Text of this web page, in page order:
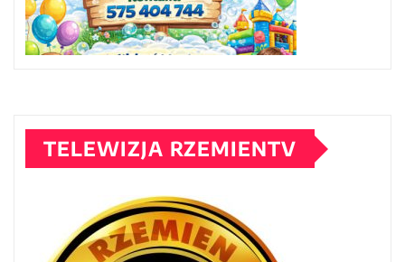
TELEWIZJA RZEMIENTV